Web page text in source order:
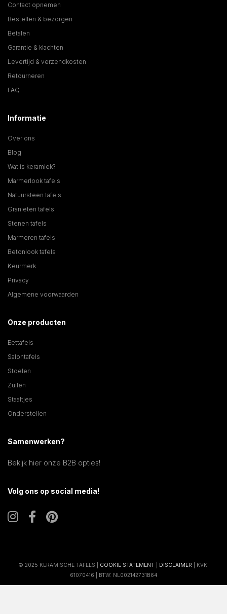
Contact opnemen
Bestellen & bezorgen
Betalen
Garantie & klachten
Levertijd & verzendkosten
Retourneren
FAQ
Informatie
Over ons
Blog
Wat is keramiek?
Marmerlook tafels
Natuursteen tafels
Granieten tafels
Stenen tafels
Marmeren tafels
Betonlook tafels
Keurmerk
Privacy
Algemene voorwaarden
Onze producten
Eettafels
Salontafels
Stoelen
Zuilen
Staaltjes
Onderstellen
Samenwerken?
Bekijk hier onze B2B opties!
Volg ons op social media!
© 2025 KERAMISCHE TAFELS | COOKIE STATEMENT DISCLAIMER | KVK:
61070416 | BTW: NL002142731B64